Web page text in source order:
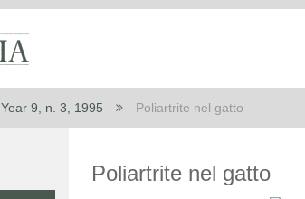
Year 9, n. 3, 1995 Poliartrite nel gatto
Poliartrite nel gatto